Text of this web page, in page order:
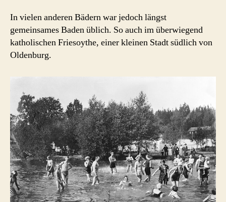
In vielen anderen Bädern war jedoch längst
gemeinsames Baden üblich. So auch im überwiegend
katholischen Friesoythe, einer kleinen Stadt südlich von
Oldenburg.